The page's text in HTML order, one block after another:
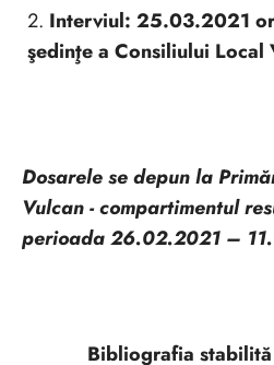
Interviul: 25.03.2021
şedinţe a Consiliului Local
Dosarele se depun la
Vulcan - compartimentul
perioada 26.02.2021 –
Bibliografia stabilită